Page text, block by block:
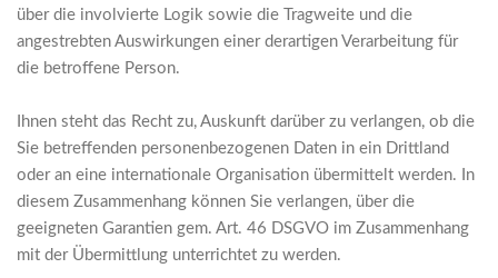
über die involvierte Logik sowie die Tragweite und die
angestrebten Auswirkungen einer derartigen Verarbeitung für
die betroffene Person.
Ihnen steht das Recht zu, Auskunft darüber zu verlangen, ob die
Sie betreffenden personenbezogenen Daten in ein Drittland
oder an eine internationale Organisation übermittelt werden. In
diesem Zusammenhang können Sie verlangen, über die
geeigneten Garantien gem. Art. 46 DSGVO im Zusammenhang
mit der Übermittlung unterrichtet zu werden.